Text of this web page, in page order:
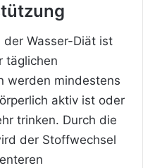
der Wasser-Diät ist
täglichen
werden mindestens
aktiv ist oder
trinken. Durch die
der Stoffwechsel